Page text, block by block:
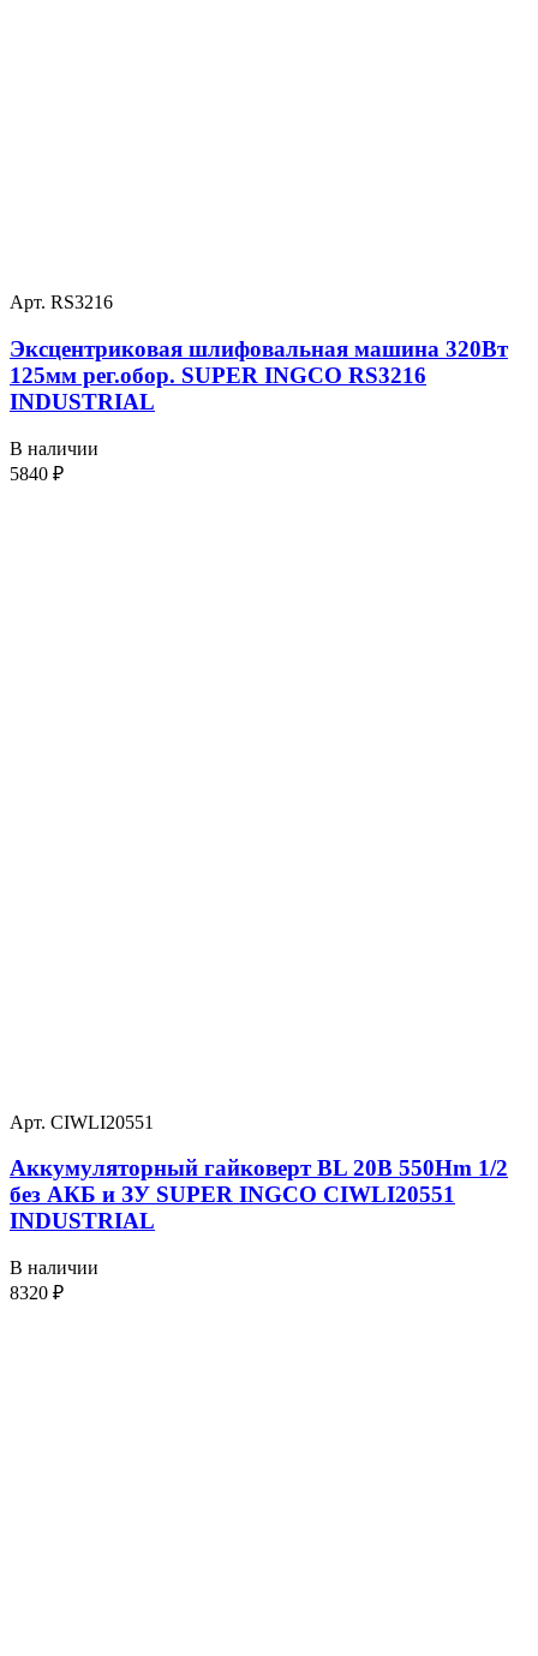
Арт. RS3216
Эксцентриковая шлифовальная машина 320Вт
125мм рег.обор. SUPER INGCO RS3216
INDUSTRIAL
В наличии
5840 ₽
Арт. CIWLI20551
Аккумуляторный гайковерт BL 20В 550Hm 1/2
без АКБ и ЗУ SUPER INGCO CIWLI20551
INDUSTRIAL
В наличии
8320 ₽